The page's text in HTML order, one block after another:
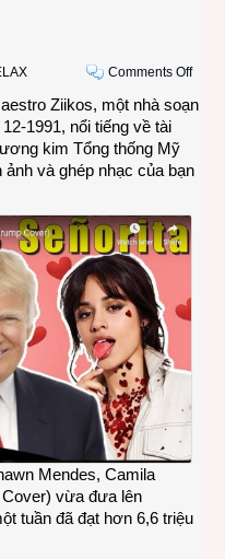
Comments Offon
qua
của
Ziikos, một nhà soạn
1991, nổi tiếng về tài
kim Tổng thống Mỹ
ảnh và ghép nhạc của bạn
Mendes, Camila
Cover) vừa đưa lên
tuần đã đạt hơn 6,6 triệu